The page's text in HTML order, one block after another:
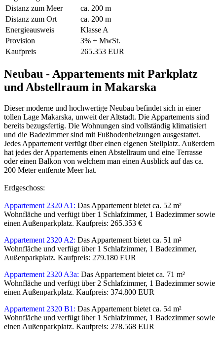
Distanz zum Meer
ca. 200 m
Distanz zum Ort
ca. 200 m
Energieausweis
Klasse A
Provision
3% + MwSt.
Kaufpreis
265.353 EUR
Neubau - Appartements mit Parkplatz
und Abstellraum in Makarska
Dieser moderne und hochwertige Neubau befindet sich in einer
tollen Lage Makarska, unweit der Altstadt. Die Appartements sind
bereits bezugsfertig. Die Wohnungen sind vollständig klimatisiert
und die Badezimmer sind mit Fußbodenheizungen ausgestattet.
Jedes Appartement verfügt über einen eigenen Stellplatz. Außerdem
hat jedes der Appartements einen Abstellraum und eine Terrasse
oder einen Balkon von welchem man einen Ausblick auf das ca.
200 Meter entfernte Meer hat.
Erdgeschoss:
Appartement 2320 A1: Das Appartement bietet ca. 52 m²
Wohnfläche und verfügt über 1 Schlafzimmer, 1 Badezimmer sowie
einen Außenparkplatz. Kaufpreis: 265.353 €
Appartement 2320 A2: Das Appartement bietet ca. 51 m²
Wohnfläche und verfügt über 1 Schlafzimmer, 1 Badezimmer,
Außenparkplatz. Kaufpreis: 279.180 EUR
Appartement 2320 A3a: Das Appartement bietet ca. 71 m²
Wohnfläche und verfügt über 2 Schlafzimmer, 1 Badezimmer sowie
einen Außenparkplatz. Kaufpreis: 374.800 EUR
Appartement 2320 B1: Das Appartement bietet ca. 54 m²
Wohnfläche und verfügt über 1 Schlafzimmer, 1 Badezimmer sowie
einen Außenparkplatz. Kaufpreis: 278.568 EUR